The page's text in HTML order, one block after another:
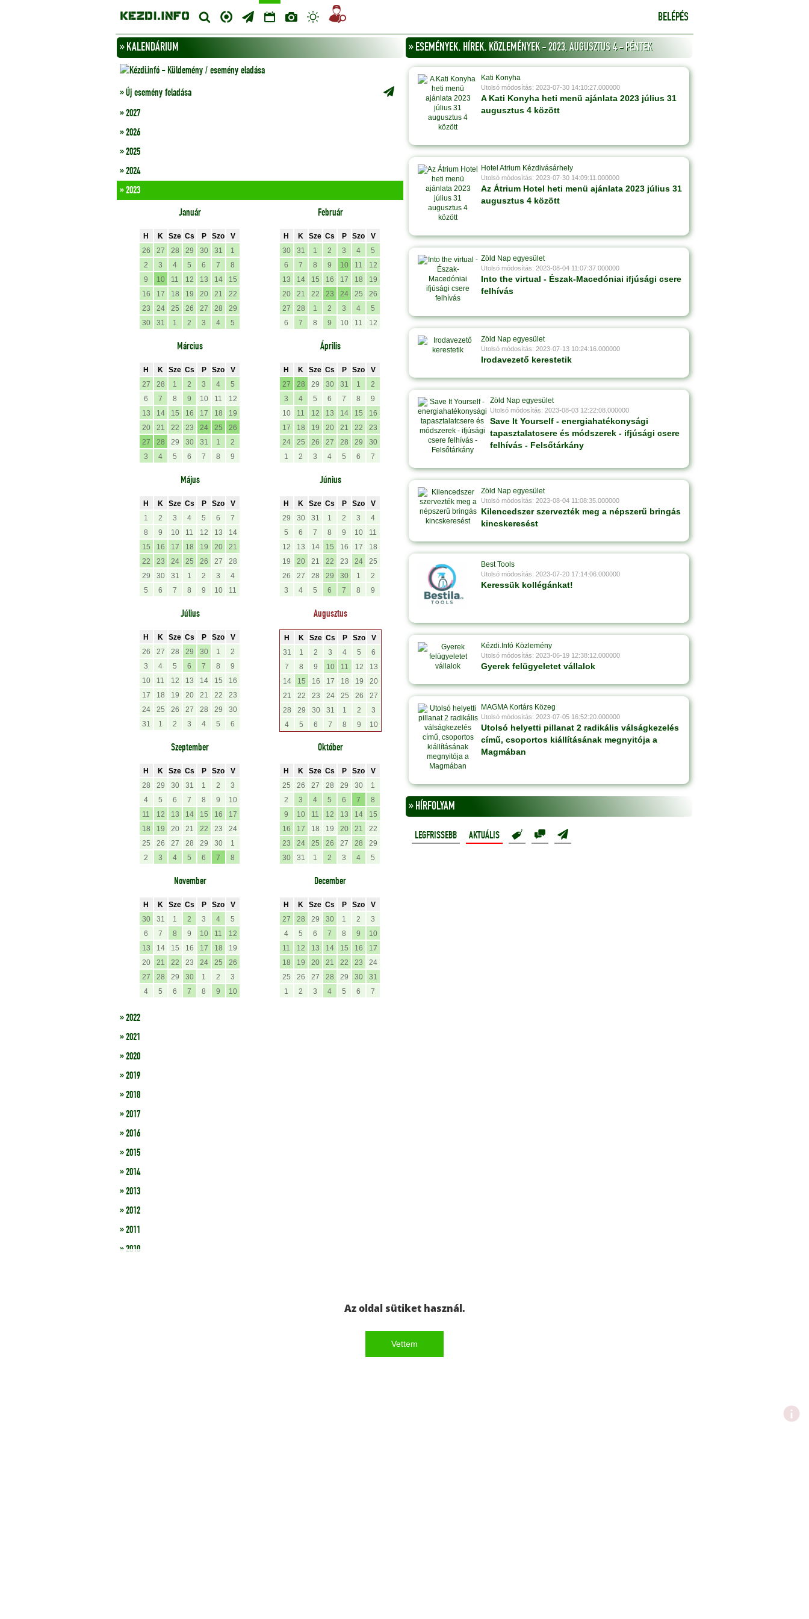
BELÉPÉS
» KALENDÁRIUM
» Új esemény feladása
» 2027
» 2026
» 2025
» 2024
» 2023
Január
H K Sze Cs P Szo
V
26
27 28 29 30 31
1
2
3 4 5 6 7
8
9
10 11 12 13 14
15
16
17 18 19 20 21
22
23
24 25 26 27 28
29
30
31 1 2 3 4 5
Február
H K Sze Cs P Szo
V
30
31 1 2 3 4
5
6
7 8 9 10 11
12
13
14 15 16 17 18
19
20
21 22 23 24 25
26
27
28 1 2 3 4
5
6
7 8 9 10 11 12
Március
H K Sze Cs P Szo
V
27
28 1 2 3 4
5
6
7 8 9 10 11
12
13
14 15 16 17 18
19
20
21 22 23 24 25
26
27
28 29 30 31 1
2
3
4 5 6 7 8 9
Április
H K Sze Cs P Szo
V
27
28 29 30 31 1
2
3
4 5 6 7 8
9
10
11 12 13 14 15
16
17
18 19 20 21 22
23
24
25 26 27 28 29
30
1
2 3 4 5 6 7
Május
H K Sze Cs P Szo
V
1
2 3 4 5 6
7
8
9 10 11 12 13
14
15
16 17 18 19 20
21
22
23 24 25 26 27
28
29
30 31 1 2 3
4
5
6 7 8 9 10 11
Június
H K Sze Cs P Szo
V
29
30 31 1 2 3
4
5
6 7 8 9 10
11
12
13 14 15 16 17
18
19
20 21 22 23 24
25
26
27 28 29 30 1
2
3
4 5 6 7 8 9
Július
H K Sze Cs P Szo
V
26
27 28 29 30 1
2
3
4 5 6 7 8
9
10
11 12 13 14 15
16
17
18 19 20 21 22
23
24
25 26 27 28 29
30
31
1 2 3 4 5 6
Augusztus
H K Sze Cs P Szo
V
31
1 2 3 4 5
6
7
8 9 10 11 12
13
14
15 16 17 18 19
20
21
22 23 24 25 26
27
28
29 30 31 1 2
3
4
5 6 7 8 9 10
Szeptember
H K Sze Cs P Szo
V
28
29 30 31 1 2
3
4
5 6 7 8 9
10
11
12 13 14 15 16
17
18
19 20 21 22 23
24
25
26 27 28 29 30
1
2
3 4 5 6 7 8
Október
H K Sze Cs P Szo
V
25
26 27 28 29 30
1
2
3 4 5 6 7
8
9
10 11 12 13 14
15
16
17 18 19 20 21
22
23
24 25 26 27 28
29
30
31 1 2 3 4 5
November
H K Sze Cs P Szo
V
30
31 1 2 3 4
5
6
7 8 9 10 11
12
13
14 15 16 17 18
19
20
21 22 23 24 25
26
27
28 29 30 1 2
3
4
5 6 7 8 9 10
December
H K Sze Cs P Szo
V
27
28 29 30 1 2
3
4
5 6 7 8 9
10
11
12 13 14 15 16
17
18
19 20 21 22 23
24
25
26 27 28 29 30
31
1
2 3 4 5 6 7
» 2022
» 2021
» 2020
» 2019
» 2018
» 2017
» 2016
» 2015
» 2014
» 2013
» 2012
» 2011
» 2010
» ESEMÉNYEK, HÍREK, KÖZLEMÉNYEK - 2023, AUGUSZTUS 4 - PÉNTEK
Kati Konyha
Utolsó módosítás: 2023-07-30 14:10:27.000000
A Kati Konyha heti menü ajánlata 2023 július 31
augusztus 4 között
Hotel Atrium Kézdivásárhely
Utolsó módosítás: 2023-07-30 14:09:11.000000
Az Átrium Hotel heti menü ajánlata 2023 július 31
augusztus 4 között
Zöld Nap egyesület
Utolsó módosítás: 2023-08-04 11:07:37.000000
Into the virtual - Észak-Macedóniai ifjúsági csere
felhívás
Zöld Nap egyesület
Utolsó módosítás: 2023-07-13 10:24:16.000000
Irodavezető kerestetik
Zöld Nap egyesület
Utolsó módosítás: 2023-08-03 12:22:08.000000
Save It Yourself - energiahatékonysági
tapasztalatcsere és módszerek - ifjúsági csere
felhívás - Felsőtárkány
Zöld Nap egyesület
Utolsó módosítás: 2023-08-04 11:08:35.000000
Kilencedszer szervezték meg a népszerű bringás
kincskeresést
Best Tools
Utolsó módosítás: 2023-07-20 17:14:06.000000
Keressük kollégánkat!
Kézdi.Infó Közlemény
Utolsó módosítás: 2023-06-19 12:38:12.000000
Gyerek felügyeletet vállalok
MAGMA Kortárs Közeg
Utolsó módosítás: 2023-07-05 16:52:20.000000
Utolsó helyetti pillanat 2 radikális válságkezelés
című, csoportos kiállításának megnyitója a
Magmában
» HÍRFOLYAM
LEGFRISSEBB AKTUÁLIS
Az oldal sütiket használ.
Vettem